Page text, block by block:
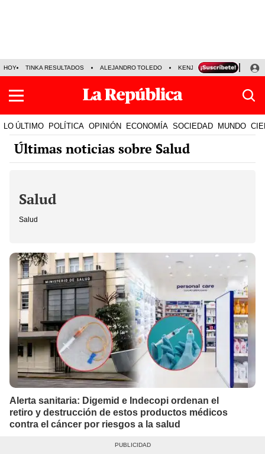
HOY TINKA RESULTADOS ALEJANDRO TOLEDO KENJI FUJIMORI
LO ÚLTIMO POLÍTICA OPINIÓN ECONOMÍA SOCIEDAD MUNDO
Últimas noticias sobre Salud
Salud
Salud
Alerta sanitaria: Digemid e Indecopi ordenan el
retiro y destrucción de estos productos médicos
contra el cáncer por riesgos a la salud